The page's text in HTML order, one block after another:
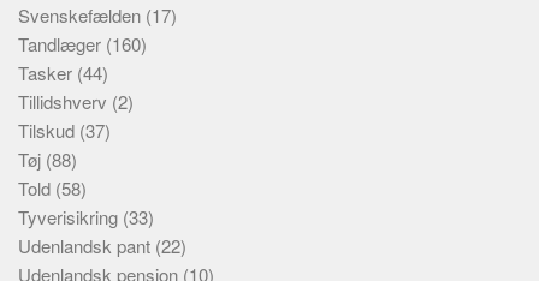
Svenskefælden (17)
Tandlæger (160)
Tasker (44)
Tillidshverv (2)
Tilskud (37)
Tøj (88)
Told (58)
Tyverisikring (33)
Udenlandsk pant (22)
Udenlandsk pension (10)